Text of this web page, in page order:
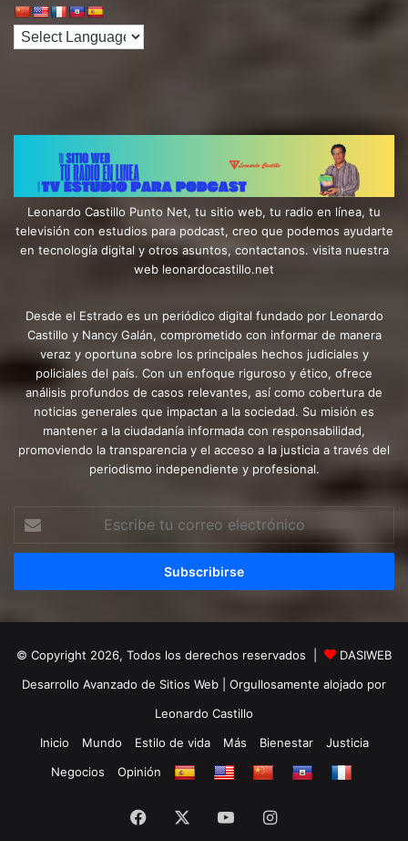
Leonardo Castillo Punto Net, tu sitio web, tu radio en línea, tu
televisión con estudios para podcast, creo que podemos ayudarte
en tecnología digital y otros asuntos, contactanos. visita nuestra
web leonardocastillo.net
Desde el Estrado es un periódico digital fundado por Leonardo
Castillo y Nancy Galán, comprometido con informar de manera
veraz y oportuna sobre los principales hechos judiciales y
policiales del país. Con un enfoque riguroso y ético, ofrece
análisis profundos de casos relevantes, así como cobertura de
noticias generales que impactan a la sociedad. Su misión es
mantener a la ciudadanía informada con responsabilidad,
promoviendo la transparencia y el acceso a la justicia a través del
periodismo independiente y profesional.
correo
© Copyright 2026, Todos los derechos reservados |
DASIWEB
Desarrollo Avanzado de Sitios Web | Orgullosamente alojado por
Leonardo Castillo
Inicio
Mundo Estilo de vida Más Bienestar
Justicia
Negocios
Opinión
Facebook YouTubeInstagram